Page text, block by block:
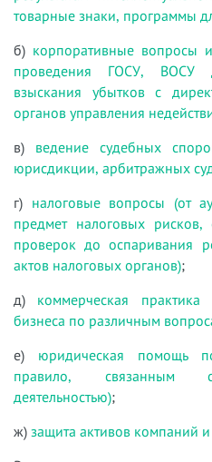
товарные знаки, программы
б) корпоративные вопросы
проведения ГОСУ, ВОСУ
взыскания убытков с
органов управления
в) ведение судебных
юрисдикции, арбитражных
г) налоговые вопросы (от
предмет налоговых
проверок до оспаривания
актов налоговых органов);
д) коммерческая
бизнеса по различным
е) юридическая помощь
правило, связанным с
деятельностью);
ж) защита активов компаний